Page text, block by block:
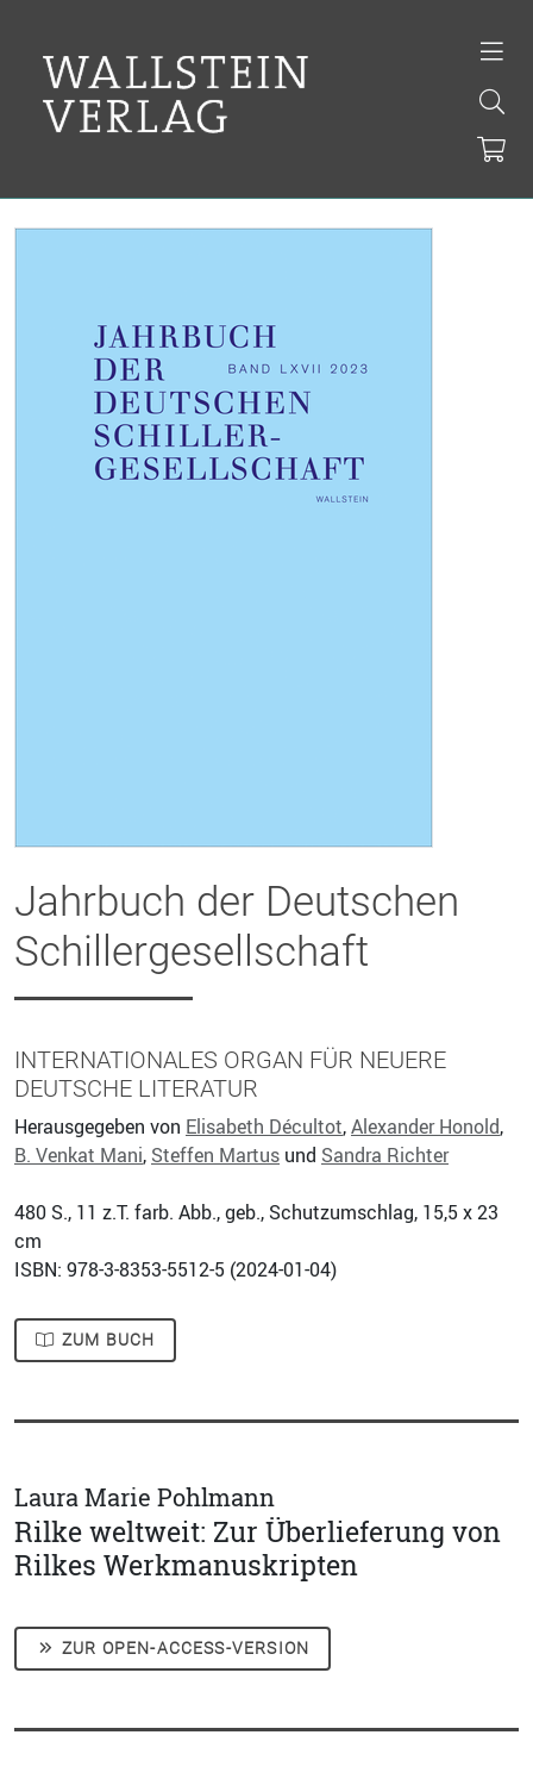
Jahrbuch der Deutschen
Schillergesellschaft
INTERNATIONALES ORGAN FÜR NEUERE
DEUTSCHE LITERATUR
Herausgegeben von Elisabeth Décultot,Alexander Honold,
B. Venkat Mani, Steffen Martus und Sandra Richter
480 S., 11 z.T. farb. Abb., geb., Schutzumschlag, 15,5 x 23
cm
ISBN: 978-3-8353-5512-5 (2024-01-04)
ZUM BUCH
Laura Marie Pohlmann
Rilke weltweit: Zur Überlieferung von
Rilkes Werkmanuskripten
ZUR OPEN-ACCESS-VERSION